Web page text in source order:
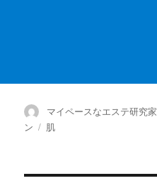
投
稿
マイペースなエステ研究家
ン
タ
肌